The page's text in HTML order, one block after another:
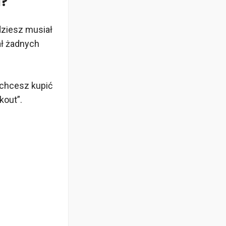
musiał
żadnych
kupić